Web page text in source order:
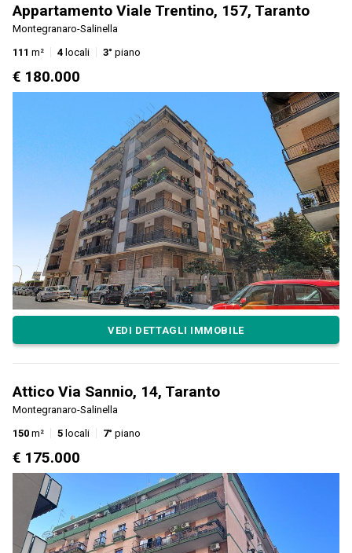
Appartamento Viale Trentino, 157, Taranto
Montegranaro-Salinella
111 m² 4 locali 3° piano
€ 180.000
VEDI DETTAGLI IMMOBILE
Attico Via Sannio, 14, Taranto
Montegranaro-Salinella
150 m² 5 locali 7° piano
€ 175.000